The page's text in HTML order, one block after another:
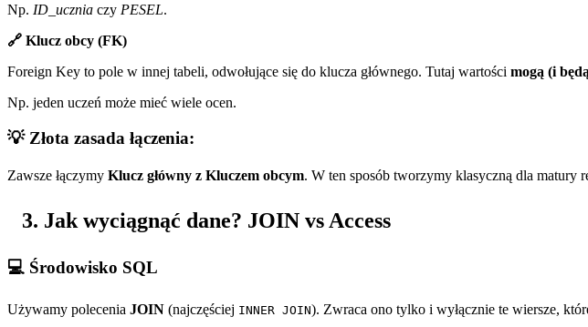
Np. ID_ucznia czy PESEL.
🔗 Klucz obcy (FK)
Foreign Key to pole w innej tabeli, odwołujące się do klucza głównego. Tutaj wartości mogą (i
Np. jeden uczeń może mieć wiele ocen.
💡 Złota zasada łączenia:
Zawsze łączymy Klucz główny z Kluczem obcym. W ten sposób tworzymy klasyczną dla matury
Jak wyciągnąć dane? JOIN vs Access
💻 Środowisko SQL
Używamy polecenia JOIN (najczęściej INNER JOIN). Zwraca ono tylko i wyłącznie te wiersze,